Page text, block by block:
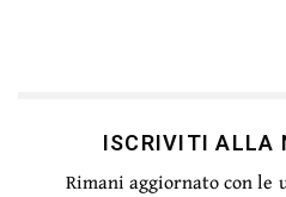
ISCRIVITI ALLA
Rimani aggiornato con